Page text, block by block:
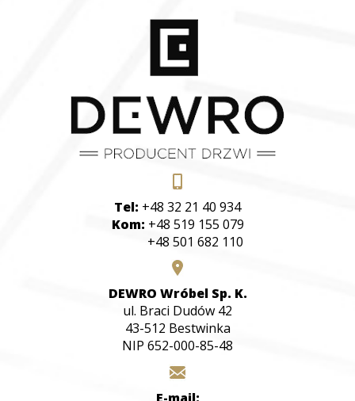
Tel: +48 32 21 40 934
Kom: +48 519 155 079
+48 501 682 110
DEWRO Wróbel Sp. K.
ul. Braci Dudów 42
43-512 Bestwinka
NIP 652-000-85-48